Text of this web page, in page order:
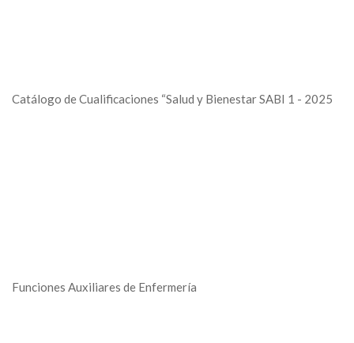
Catálogo de Cualificaciones “Salud y Bienestar SABI 1 - 2025
Funciones Auxiliares de Enfermería